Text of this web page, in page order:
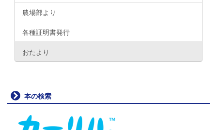
農場部より
各種証明書発行
おたより
本の検索